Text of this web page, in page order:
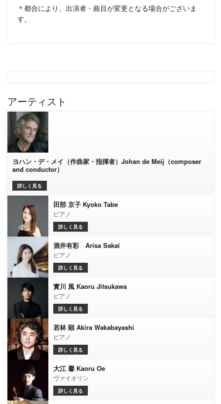
＊都合により、出演者・曲目が変更となる場合がございま
す。
アーティスト
ヨハン・デ・メイ（作曲家・指揮者）Johan de Meij（composer
and conductor）
詳しく見る
田部 京子 Kyoko Tabe
ピアノ
詳しく見る
酒井有彩 Arisa Sakai
ピアノ
詳しく見る
實川 風 Kaoru Jitsukawa
ピアノ
詳しく見る
若林 顕 Akira Wakabayashi
ピアノ
詳しく見る
大江 馨 Kaoru Oe
ヴァイオリン
詳しく見る